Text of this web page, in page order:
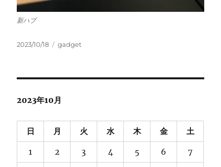
新ハブ
投
2023/10/18
カ
gadget
2023年10月
日 月 火 水 木 金 土
1 2 3 4 5 6 7